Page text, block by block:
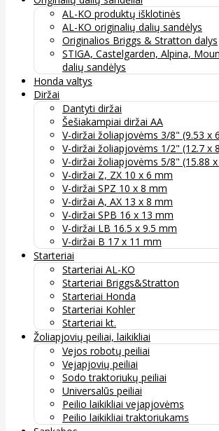
AL-KO produktų išklotinės
AL-KO originalių dalių sandėlys
Originalios Briggs & Stratton dalys
STIGA, Castelgarden, Alpina,
dalių sandėlys
Honda valtys
Diržai
Dantyti diržai
Šešiakampiai diržai AA
V-diržai žoliapjovėms 3/8" (9.53 x
V-diržai žoliapjovėms 1/2" (12.7 x
V-diržai žoliapjovėms 5/8" (15.88
V-diržai Z, ZX 10 x 6 mm
V-diržai SPZ 10 x 8 mm
V-diržai A, AX 13 x 8 mm
V-diržai SPB 16 x 13 mm
V-diržai LB 16.5 x 9.5 mm
V-diržai B 17 x 11 mm
Starteriai
Starteriai AL-KO
Starteriai Briggs&Stratton
Starteriai Honda
Starteriai Kohler
Starteriai kt.
Žoliapjovių peiliai, laikikliai
Vejos robotų peiliai
Vejapjovių peiliai
Sodo traktoriukų peiliai
Universalūs peiliai
Peilio laikikliai vejapjovėms
Peilio laikikliai traktoriukams